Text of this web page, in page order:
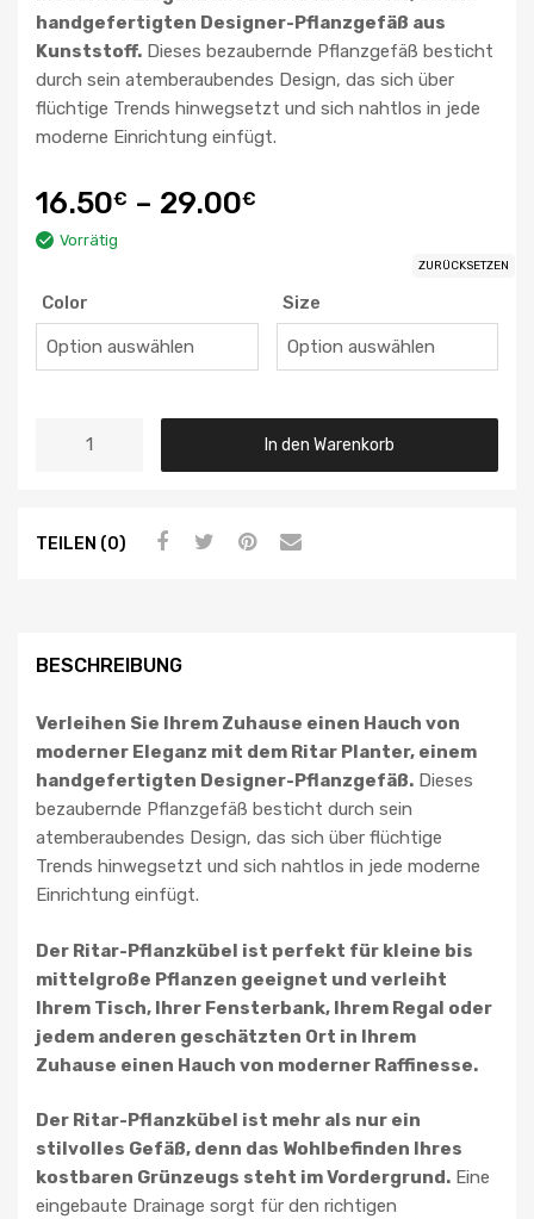
handgefertigten Designer-Pflanzgefäß aus
Kunststoff. Dieses bezaubernde Pflanzgefäß besticht
durch sein atemberaubendes Design, das sich über
flüchtige Trends hinwegsetzt und sich nahtlos in jede
moderne Einrichtung einfügt.
16.50€ – 29.00€
Vorrätig
Color Size
ZURÜCKSETZEN
In den Warenkorb
TEILEN (0)
BESCHREIBUNG
Verleihen Sie Ihrem Zuhause einen Hauch von
moderner Eleganz mit dem Ritar Planter, einem
handgefertigten Designer-Pflanzgefäß. Dieses
bezaubernde Pflanzgefäß besticht durch sein
atemberaubendes Design, das sich über flüchtige
Trends hinwegsetzt und sich nahtlos in jede moderne
Einrichtung einfügt.
Der Ritar-Pflanzkübel ist perfekt für kleine bis
mittelgroße Pflanzen geeignet und verleiht
Ihrem Tisch, Ihrer Fensterbank, Ihrem Regal oder
jedem anderen geschätzten Ort in Ihrem
Zuhause einen Hauch von moderner Raffinesse.
Der Ritar-Pflanzkübel ist mehr als nur ein
stilvolles Gefäß, denn das Wohlbefinden Ihres
kostbaren Grünzeugs steht im Vordergrund. Eine
eingebaute Drainage sorgt für den richtigen